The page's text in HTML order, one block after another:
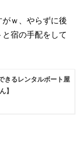
ｗ、やらずに後
宿の手配をして
きるレンタルボート屋
】